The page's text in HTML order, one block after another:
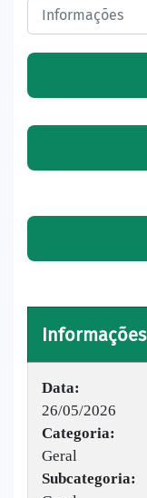
Informações
Data:
26/05/2026
Categoria:
Geral
Subcategoria: